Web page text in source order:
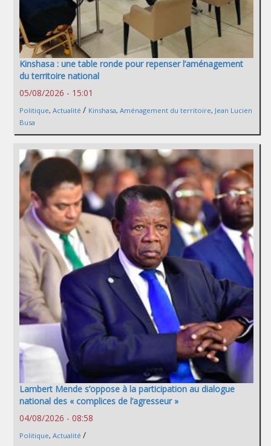
Kinshasa : une table ronde pour repenser l’aménagement
du territoire national
05/08/2026 - 15:01
Politique, Actualité / Kinshasa, Aménagement du territoire, Jean Lucien
Busa
Lambert Mende s’oppose à la participation au dialogue
national des « complices de l’agresseur »
04/08/2026 - 08:58
Politique, Actualité /